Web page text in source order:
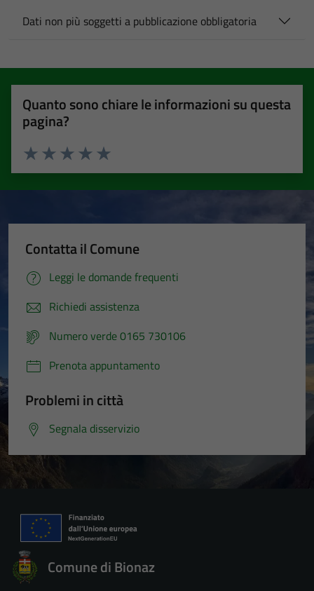
Dati non più soggetti a pubblicazione obbligatoria
Quanto sono chiare le informazioni su questa
pagina?
Valuta 5 stelle su 5
Valuta 4 stelle su 5
Valuta 3 stelle su 5
Valuta 2 stelle su 5
Valuta 1 stelle su 5
Contatta il Comune
Leggi le domande frequenti
Richiedi assistenza
Numero verde 0165 730106
Prenota appuntamento
Problemi in città
Segnala disservizio
Comune di Bionaz